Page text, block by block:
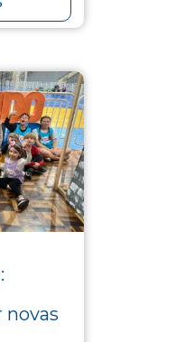
novas